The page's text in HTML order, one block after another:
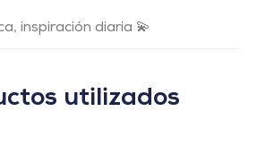
inspiración diaria 💫
utilizados